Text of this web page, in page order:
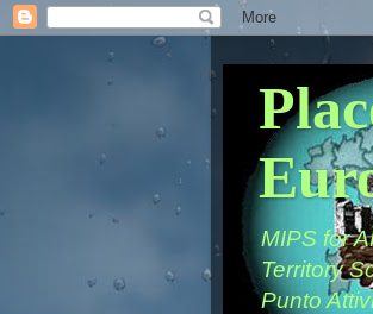
MIPS for
Territory
Punto